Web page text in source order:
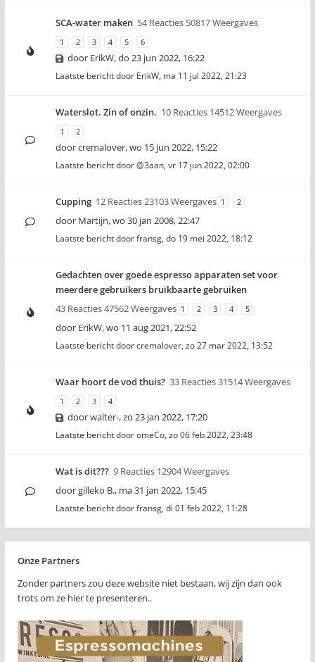
SCA-water maken 54 Reacties 50817 Weergaves
1 2 3 4 5 6
door ErikW,do 23 jun 2022, 16:22
Laatste bericht door ErikW, ma 11 jul 2022, 21:23
Waterslot. Zin of onzin. 10 Reacties 14512 Weergaves
1 2
doorcremalover,wo 15 jun 2022, 15:22
Laatste bericht door@3aan, vr 17 jun 2022, 02:00
Cupping 12 Reacties 23103 Weergaves 1 2
door Martijn,wo 30 jan 2008, 22:47
Laatste bericht doorfransg, do 19 mei 2022, 18:12
Gedachten over goede espresso apparaten set voor
meerdere gebruikers bruikbaarte gebruiken
43 Reacties 47562 Weergaves 1 2 3 4 5
door ErikW,wo 11 aug 2021, 22:52
Laatste bericht doorcremalover, zo 27 mar 2022, 13:52
Waar hoort de vod thuis? 33 Reacties 31514 Weergaves
1 2 3 4
doorwalter-,zo 23 jan 2022, 17:20
Laatste bericht dooromeCo, zo 06 feb 2022, 23:48
Wat is dit??? 9 Reacties 12904 Weergaves
doorgilleko B., ma 31 jan 2022, 15:45
Laatste bericht doorfransg, di 01 feb 2022, 11:28
Onze Partners
Zonder partners zou deze website niet bestaan, wij zijn dan ook
trots om ze hier te presenteren..